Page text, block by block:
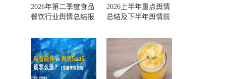
2026年第二季度食品
餐饮行业舆情总结报
测
2026上半年重点舆情
总结及下半年舆情前